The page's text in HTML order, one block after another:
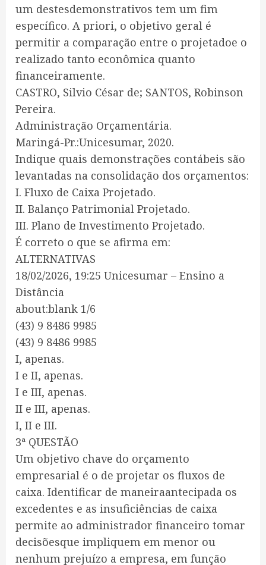
um destesdemonstrativos tem um fim
específico. A priori, o objetivo geral é
permitir a comparação entre o projetadoe o
realizado tanto econômica quanto
financeiramente.
CASTRO, Silvio César de; SANTOS, Robinson
Pereira.
Administração Orçamentária.
Maringá-Pr.:Unicesumar, 2020.
Indique quais demonstrações contábeis são
levantadas na consolidação dos orçamentos:
I. Fluxo de Caixa Projetado.
II. Balanço Patrimonial Projetado.
III. Plano de Investimento Projetado.
É correto o que se afirma em:
ALTERNATIVAS
18/02/2026, 19:25 Unicesumar – Ensino a
Distância
about:blank 1/6
(43) 9 8486 9985
(43) 9 8486 9985
I, apenas.
I e II, apenas.
I e III, apenas.
II e III, apenas.
I, II e III.
3ª QUESTÃO
Um objetivo chave do orçamento
empresarial é o de projetar os fluxos de
caixa. Identificar de maneiraantecipada os
excedentes e as insuficiências de caixa
permite ao administrador financeiro tomar
decisõesque impliquem em menor ou
nenhum prejuízo a empresa, em função